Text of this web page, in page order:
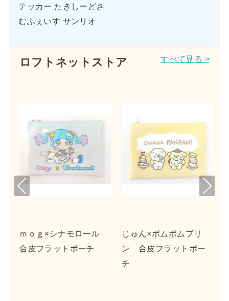
テッカー たきしーどさ
むふぇいす サンリオ
ロフトネットストア すべて見る >
ｍｏｇ×シナモロール
合皮フラットポーチ
じゅん×ポムポムプリ
ン 合皮フラットポー
チ
Pre
Nex